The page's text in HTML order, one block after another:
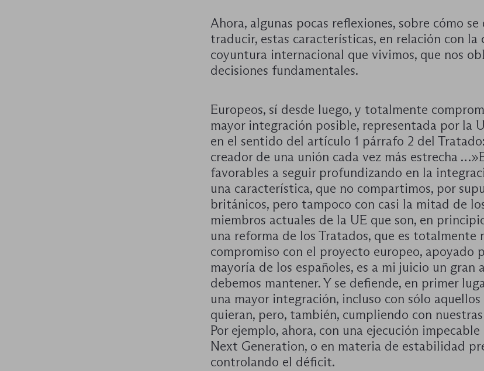
Ahora, algunas pocas reflexiones, sobre cómo se
traducir, estas características, en relación con la
coyuntura internacional que vivimos, que nos
decisiones fundamentales.
Europeos, sí desde luego, y totalmente
mayor integración posible, representada por la
en el sentido del artículo 1 párrafo 2 del
creador de una unión cada vez más estrecha
favorables a seguir profundizando en la
una característica, que no compartimos, por
británicos, pero tampoco con casi la mitad de
miembros actuales de la UE que son, en
una reforma de los Tratados, que es totalmente
compromiso con el proyecto europeo, apoyado
mayoría de los españoles, es a mi juicio un gran
debemos mantener. Y se defiende, en primer
una mayor integración, incluso con sólo aquellos
quieran, pero, también, cumpliendo con
Por ejemplo, ahora, con una ejecución
Next Generation, o en materia de estabilidad
controlando el déficit.